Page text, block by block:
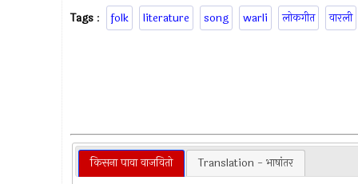
Tags : folk literature song warli लोकगीत वारली
किसना पावा वाजवितो Translation - भाषांतर